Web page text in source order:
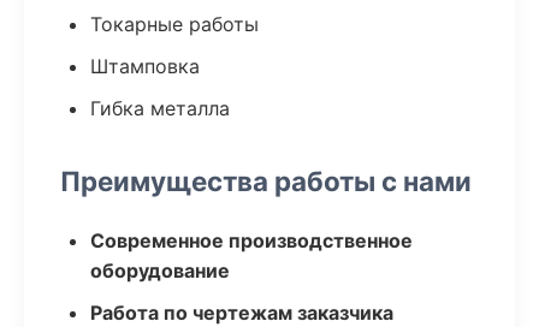
Токарные работы
Штамповка
Гибка металла
Преимущества работы с нами
Современное производственное
оборудование
Работа по чертежам заказчика